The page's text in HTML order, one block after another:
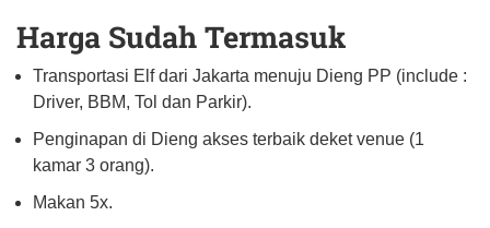
Harga Sudah Termasuk
Transportasi Elf dari Jakarta menuju Dieng PP (include :
Driver, BBM, Tol dan Parkir).
Penginapan di Dieng akses terbaik deket venue (1
kamar 3 orang).
Makan 5x.